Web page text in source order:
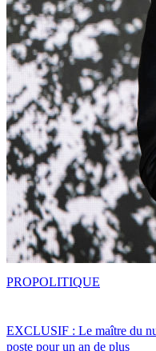
EXCLUSIF : Le maître du
poste pour un an de plus
PROPOLITIQUE